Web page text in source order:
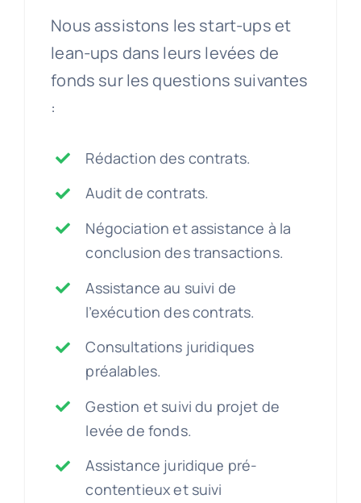
Nous assistons les start-ups et
lean-ups dans leurs levées de
fonds sur les questions suivantes
:
Rédaction des contrats.
Audit de contrats.
Négociation et assistance à la
conclusion des transactions.
Assistance au suivi de
l’exécution des contrats.
Consultations juridiques
préalables.
Gestion et suivi du projet de
levée de fonds.
Assistance juridique pré-
contentieux et suivi